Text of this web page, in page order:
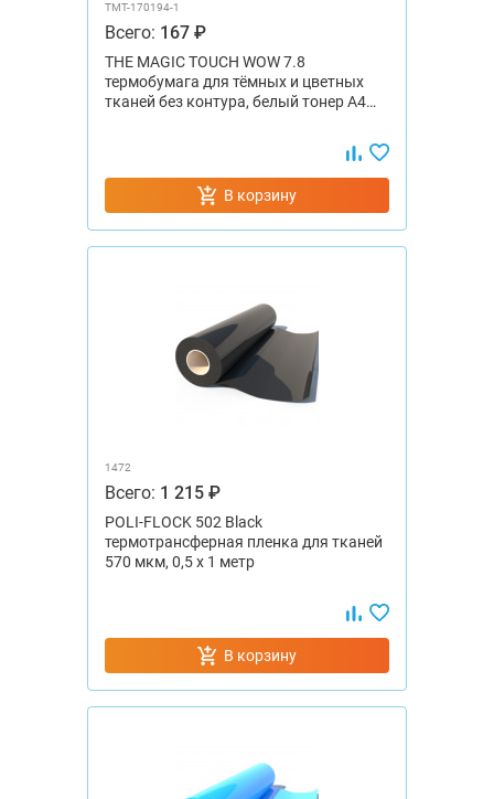
TMT-170194-1
Всего: 167 ₽
THE MAGIC TOUCH WOW 7.8
термобумага для тёмных и цветных
тканей без контура, белый тонер А4…
В корзину
1472
Всего: 1 215 ₽
POLI-FLOCK 502 Black
термотрансферная пленка для тканей
570 мкм, 0,5 x 1 метр
В корзину